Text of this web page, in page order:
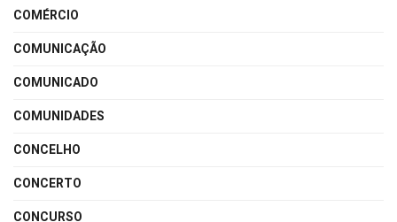
COMÉRCIO
COMUNICAÇÃO
COMUNICADO
COMUNIDADES
CONCELHO
CONCERTO
CONCURSO